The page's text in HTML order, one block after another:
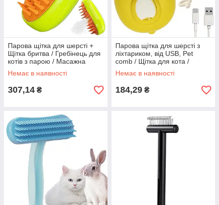
Парова щітка для шерсті +
Щітка бритва / Гребінець для
котів з парою / Масажна
щітка від шерсті
Немає в наявності
307,14 ₴
Парова щітка для шерсті з
ліхтариком, від USB, Pet
comb / Щітка для кота /
Гребінець для кота
Немає в наявності
184,29 ₴